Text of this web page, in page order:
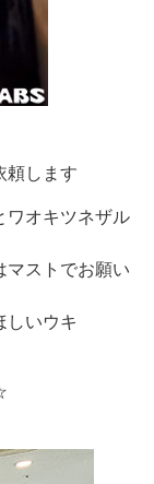
頼します
ワオキツネザル
マストでお願い
しいウキ